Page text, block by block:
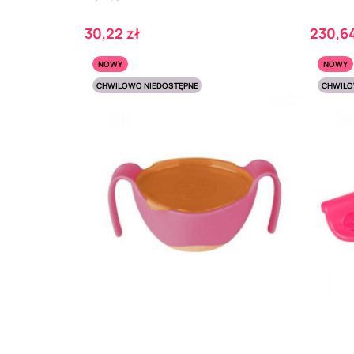
Cena
30,22 zł Cena
NOWY
CHWILOWO NIEDOSTĘPNE
NOWY